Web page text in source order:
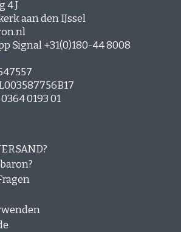
mit Kaffee
4 J
aan den IJssel
Signal +31(0)180-44 8008
0193 01